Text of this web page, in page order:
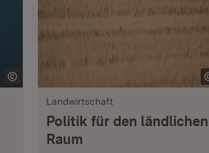
Landwirtschaft
Politik für den ländlichen
Raum